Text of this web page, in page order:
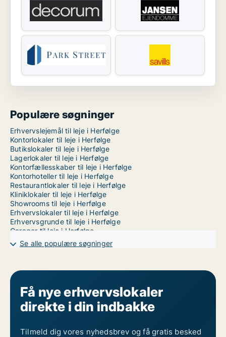
Populære søgninger
Erhvervslejemål til leje i Herfølge
Kontorlokaler til leje i Herfølge
Butikslokaler til leje i Herfølge
Lagerlokaler til leje i Herfølge
Kontorfællesskaber til leje i Herfølge
Kontorhoteller til leje i Herfølge
Restaurantlokaler til leje i Herfølge
Kliniklokaler til leje i Herfølge
Showrooms til leje i Herfølge
Erhvervslokaler til leje i Herfølge
Erhvervsgrunde til leje i Herfølge
Garager til leje i Herfølge
Se alle populære søgninger
Få nye erhvervslokaler
direkte i din indbakke
Tilmeld dig vores nyhedsbrev og få gratis besked